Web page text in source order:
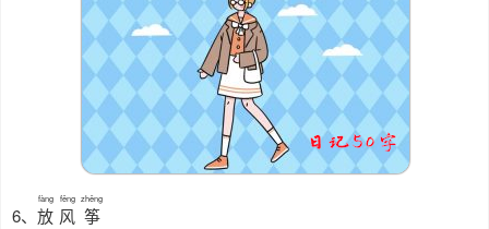
6、 放
fàng
风
fēng
筝
zhēng